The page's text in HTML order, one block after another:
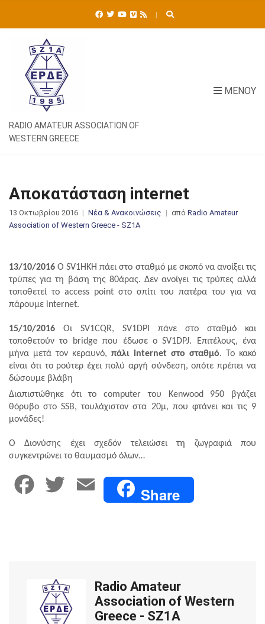
RADIO AMATEUR ASSOCIATION OF
WESTERN GREECE
ΜΕΝΟΎ
Αποκατάσταση internet
13 Οκτωβρίου 2016 Νέα & Ανακοινώσεις από Radio Amateur
Association of Western Greece - SZ1A
13/10/2016 ΟSV1HKH πάει στο σταθμό με σκοπό να ανοίξει τις
τρύπες για τη βάση της 80άρας. Δεν ανοίγει τις τρύπες αλλά
τοποθετεί το access point στο σπίτι του πατέρα του για να
πάρουμε internet.
15/10/2016 Οι SV1CQR, SV1DPI
πάνε στο σταθμό και
τοποθετούν το
bridge που έδωσε οSV1DPJ. Επιτέλους, ένα
μήνα μετά τον κεραυνό, πάλι internet στο σταθμό. Το κακό
είναι ότι το ρούτερ έχει πολύ αργή σύνδεση, οπότε πρέπει να
δώσουμε βλάβη
Διαπιστώθηκε ότι τοcomputer του Kenwood 950 βγάζει
θόρυβο στοSSB, τουλάχιστον στα 20μ, που φτάνει και τις 9
μονάδες!
Ο Διονύσης έχει σχεδόν τελειώσει τη ζωγραφιά που
συγκεντρώνει το θαυμασμό όλων…
b
o
t
e
E
l
Share
Radio Amateur
Association of Western
Greece - SZ1A